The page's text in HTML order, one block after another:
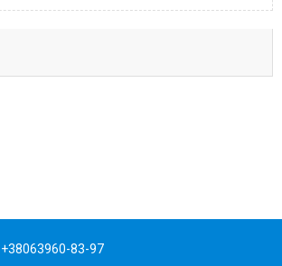
+38063960-83-97